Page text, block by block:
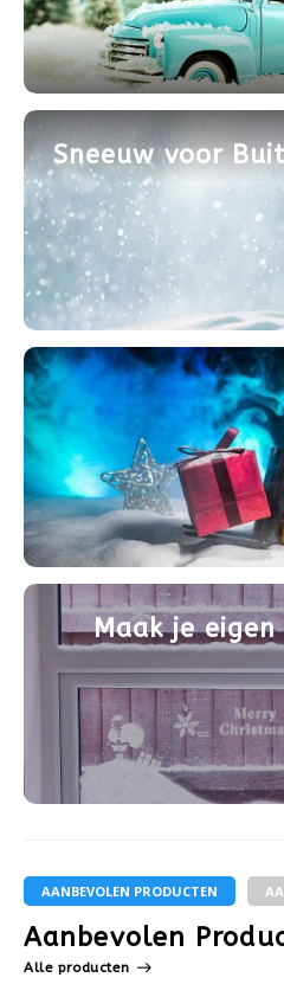
Sneeuw voor
Maak je
AANBEVOLEN PRODUCTEN
Aanbevolen
Alle producten